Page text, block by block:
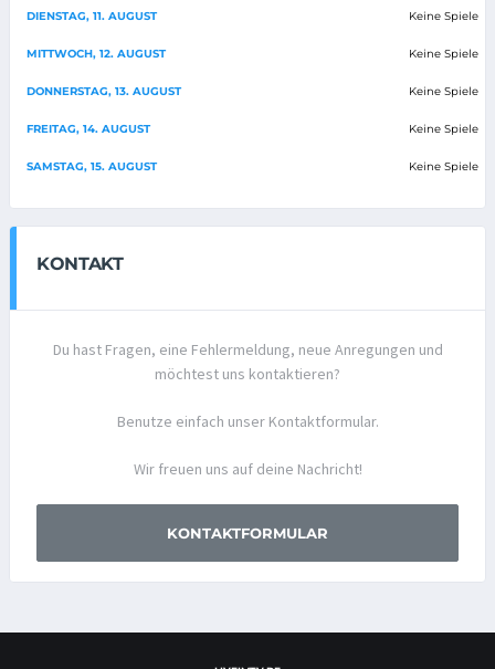
DIENSTAG, 11. AUGUST Keine Spiele
MITTWOCH, 12. AUGUST Keine Spiele
DONNERSTAG, 13. AUGUST Keine Spiele
FREITAG, 14. AUGUST Keine Spiele
SAMSTAG, 15. AUGUST Keine Spiele
KONTAKT
Du hast Fragen, eine Fehlermeldung, neue Anregungen und
möchtest uns kontaktieren?
Benutze einfach unser Kontaktformular.
Wir freuen uns auf deine Nachricht!
KONTAKTFORMULAR